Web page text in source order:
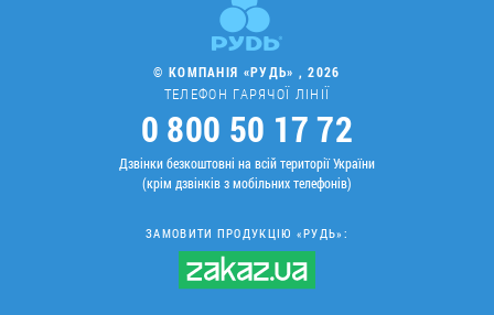
© КОМПАНІЯ «РУДЬ» , 2026
ТЕЛЕФОН ГАРЯЧОЇ ЛІНІЇ
0 800 50 17 72
Дзвінки безкоштовні на всій території України
(крім дзвінків з мобільних телефонів)
ЗАМОВИТИ ПРОДУКЦІЮ «РУДЬ»: